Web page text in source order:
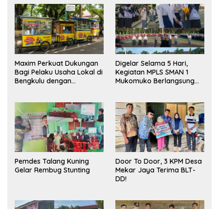
Maxim Perkuat Dukungan
Bagi Pelaku Usaha Lokal di
Bengkulu dengan
Pasar
Digelar Selama 5 Hari,
Kegiatan MPLS SMAN 1
Mukomuko Berlangsung
Pemdes Talang Kuning
Gelar Rembug Stunting
Door To Door, 3 KPM Desa
Mekar Jaya Terima BLT-
DD!